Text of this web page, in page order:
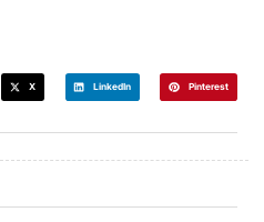
X LinkedIn Pinterest